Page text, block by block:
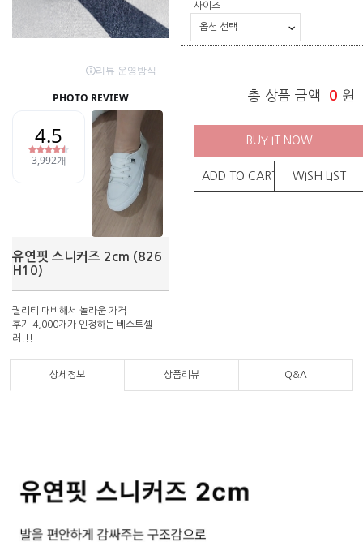
유연핏 스니커즈 2cm (826
H10)
퀄리티 대비해서 놀라운 가격
후기 4,000개가 인정하는 베스트셀
러!!!
사이즈
총 상품 금액 0 원
BUY IT NOW
ADD TO CART WISH LIST
상세정보 상품리뷰 Q&A